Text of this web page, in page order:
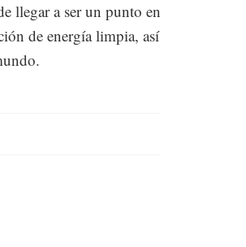
llegar a ser un punto en
de energía limpia, así